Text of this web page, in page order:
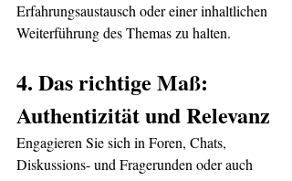
Erfahrungsaustausch oder einer inhaltlichen
Weiterführung des Themas zu halten.
4. Das richtige Maß:
Authentizität und Relevanz
Engagieren Sie sich in Foren, Chats,
Diskussions- und Fragerunden oder auch